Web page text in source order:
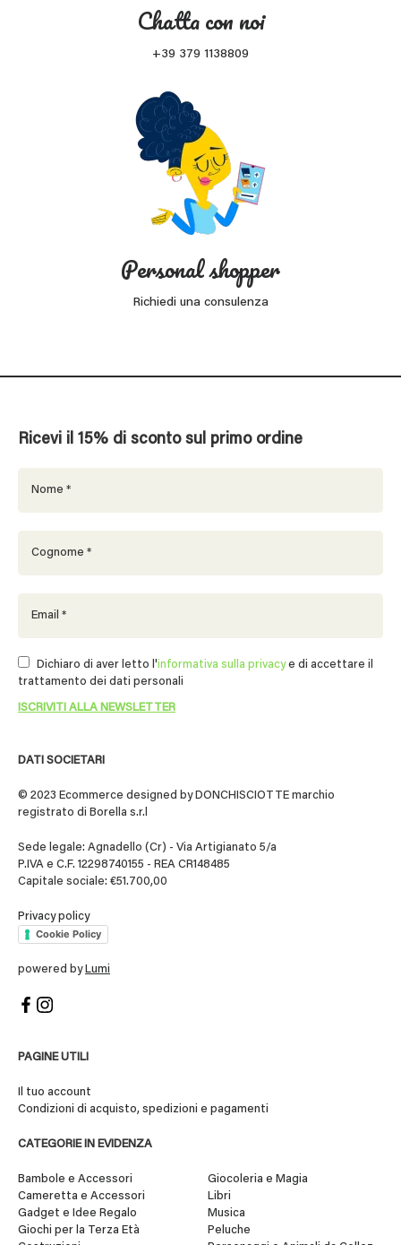
Chatta con noi
+39 379 1138809
Personal shopper
Richiedi una consulenza
DATI SOCIETARI
© 2023 Ecommerce designed by DONCHISCIOTTE marchio
registrato di Borella s.r.l
Sede legale: Agnadello (Cr) - Via Artigianato 5/a
P.IVA e C.F. 12298740155 - REA CR148485
Capitale sociale: €51.700,00
Privacy policy
Cookie Policy
powered by Lumi
PAGINE UTILI
Il tuo account
Condizioni di acquisto, spedizioni e pagamenti
CATEGORIE IN EVIDENZA
Bambole e Accessori
Cameretta e Accessori
Gadget e Idee Regalo
Giochi per la Terza Età
Giocoleria e Magia
Libri
Musica
Peluche
Ricevi il 15% di sconto sul primo ordine
Dichiaro di aver letto l'informativa sulla privacye di accettare il
trattamento dei dati personali